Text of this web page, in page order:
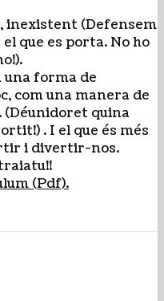
inexistent (Defensem
que es porta. No ho
forma de
com una manera de
(Déunidoret quina
. I el que és més
i divertir-nos.
(Pdf).